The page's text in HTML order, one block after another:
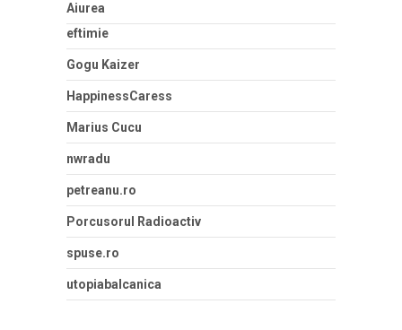
Aiurea
eftimie
Gogu Kaizer
HappinessCaress
Marius Cucu
nwradu
petreanu.ro
Porcusorul Radioactiv
spuse.ro
utopiabalcanica